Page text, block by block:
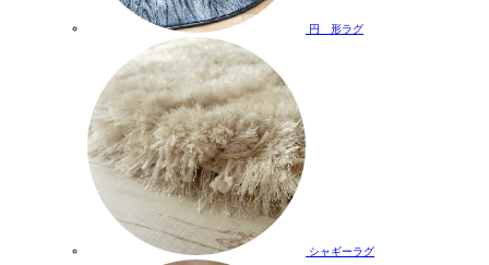
円 形ラグ
シャギーラグ